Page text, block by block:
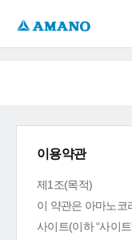
이용약관
제1조(목적)
이 약관은 아마노코
사이트(이하 “사이